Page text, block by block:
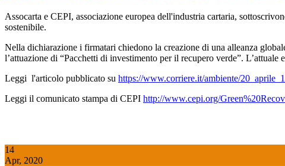
Assocarta e CEPI, associazione europea dell'industria cartaria,
sostenibile.
Nella dichiarazione i firmatari chiedono la creazione di una alleanza
l’attuazione di “Pacchetti di investimento per il recupero verde”.
Leggi l'articolo pubblicato su https://www.corriere.it/ambiente/
Leggi il comunicato stampa di CEPI http://www.cepi.org/
14
Apr, 2020